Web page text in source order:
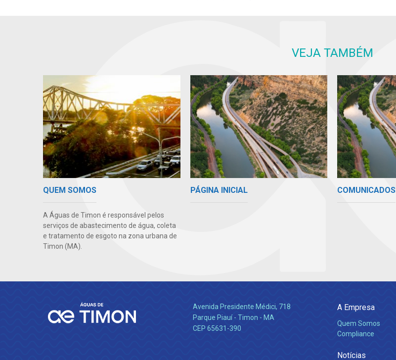
VEJA TAMBÉM
QUEM SOMOS
A Águas de Timon é responsável pelos
serviços de abastecimento de água, coleta
e tratamento de esgoto na zona urbana de
Timon (MA).
PÁGINA INICIAL COMUNICADOS
Avenida Presidente Médici, 718
Parque Piauí - Timon - MA
CEP 65631-390
A Empresa
Quem Somos
Compliance
Notícias